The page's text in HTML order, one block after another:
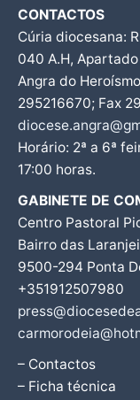
CONTACTOS
Cúria diocesana:
040 A.H,
Angra do
295216670; Fax
Horário: 2ª a 6ª
17:00 horas.
GABINETE DE
Centro Pastoral
Bairro das
9500-294 Ponta
+351912507980
– Contactos
– Ficha técnica